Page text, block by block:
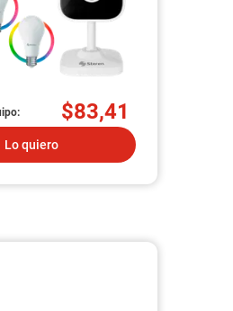
$83,41
Lo quiero